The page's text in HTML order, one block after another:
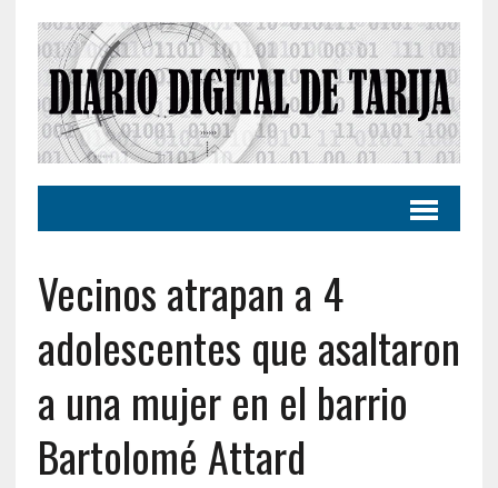
Vecinos atrapan a 4
adolescentes que asaltaron
a una mujer en el barrio
Bartolomé Attard